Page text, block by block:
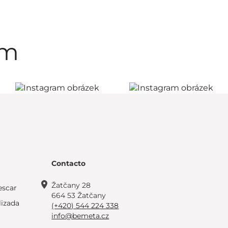
Contacto
Žatčany 28
664 53 Žatčany
(+420) 544 224 338
info@bemeta.cz